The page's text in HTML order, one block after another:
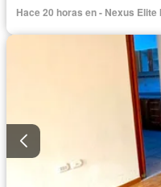
Hace 20 horas en - Nexus Elite